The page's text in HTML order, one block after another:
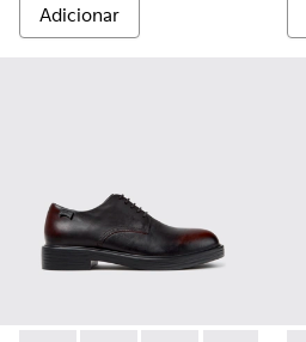
Adicionar